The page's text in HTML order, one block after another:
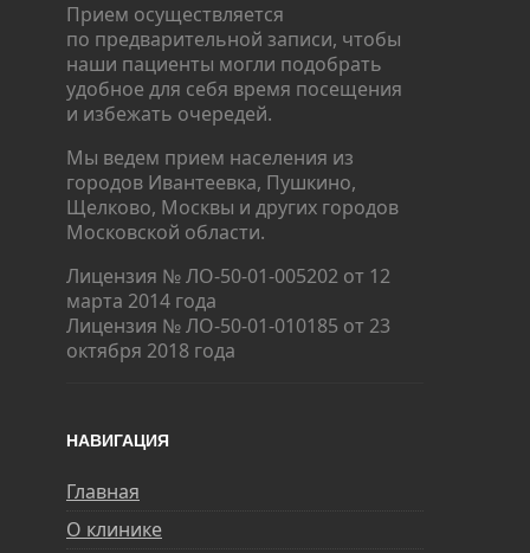
Прием осуществляется
по предварительной записи, чтобы
наши пациенты могли подобрать
удобное для себя время посещения
и избежать очередей.
Мы ведем прием населения из
городов Ивантеевка, Пушкино,
Щелково, Москвы и других городов
Московской области.
Лицензия № ЛО-50-01-005202 от 12
марта 2014 года
Лицензия № ЛО-50-01-010185 от 23
октября 2018 года
НАВИГАЦИЯ
Главная
О клинике